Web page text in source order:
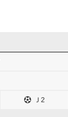
Ｊ2